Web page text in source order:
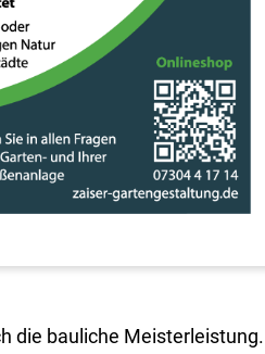
die bauliche Meisterleistung.